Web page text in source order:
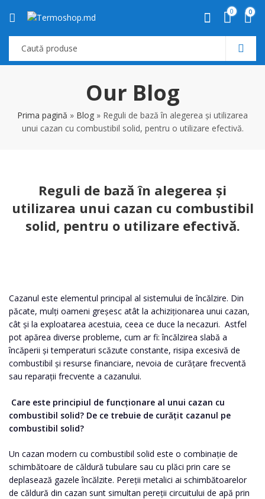
0 0
Our Blog
Prima pagină » Blog » Reguli de bază în alegerea și utilizarea
unui cazan cu combustibil solid, pentru o utilizare efectivă.
Reguli de bază în alegerea și
utilizarea unui cazan cu combustibil
solid, pentru o utilizare efectivă.
Cazanul este elementul principal al sistemului de încălzire. Din
păcate, mulți oameni greșesc atât la achiziționarea unui cazan,
cât și la exploatarea acestuia, ceea ce duce la necazuri. Astfel
pot apărea diverse probleme, cum ar fi: încălzirea slabă a
încăperii și temperaturi scăzute constante, risipa excesivă de
combustibil și resurse financiare, nevoia de curățare frecventă
sau reparații frecvente a cazanului.
Care este principiul de funcționare al unui cazan cu
combustibil solid? De ce trebuie de curățit cazanul pe
combustibil solid?
Un cazan modern cu combustibil solid este o combinație de
schimbătoare de căldură tubulare sau cu plăci prin care se
deplasează gazele încălzite. Pereții metalici ai schimbătoarelor
de căldură din cazan sunt simultan pereții circuitului de apă prin